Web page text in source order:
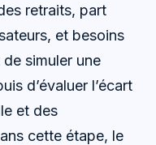
retraits, part
et besoins
simuler une
d’évaluer l’écart
et des
cette étape, le